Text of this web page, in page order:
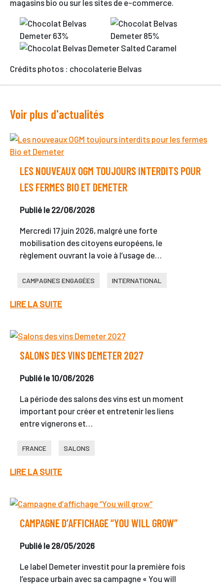
magasins bio ou sur les sites de e-commerce.
Crédits photos : chocolaterie Belvas
Voir plus d'actualités
LES NOUVEAUX OGM TOUJOURS INTERDITS POUR
LES FERMES BIO ET DEMETER
Publié le 22/06/2026
Mercredi 17 juin 2026, malgré une forte
mobilisation des citoyens européens, le
règlement ouvrant la voie à l’usage de…
CAMPAGNES ENGAGÉES INTERNATIONAL
LIRE LA SUITE
SALONS DES VINS DEMETER 2027
Publié le 10/06/2026
La période des salons des vins est un moment
important pour créer et entretenir les liens
entre vignerons et…
FRANCE SALONS
LIRE LA SUITE
CAMPAGNE D’AFFICHAGE “YOU WILL GROW”
Publié le 28/05/2026
Le label Demeter investit pour la première fois
l’espace urbain avec sa campagne « You will